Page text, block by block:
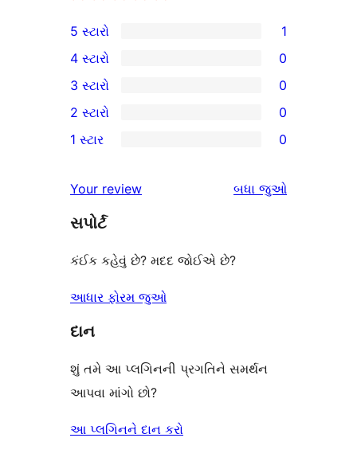
1
5-
સ્ટાર
સમીક્ષા
5 સ્ટારો 1
4-
સ્ટાર
સમીક્ષાઓ
4 સ્ટારો 0
0
3-
સ્ટાર
3 સ્ટારો 0
2-
સમીક્ષાઓ
2 સ્ટારો 0
સ્ટાર
સમીક્ષાઓ
1 સ્ટાર 0
Your review બધા સમીક્ષાઓ
જુઓ
સપોર્ટ
કંઈક કહેવું છે? મદદ જોઈએ છે?
આધાર ફોરમ જુઓ
દાન
શું તમે આ પ્લગિનની પ્રગતિને સમર્થન
આપવા માંગો છો?
આ પ્લગિનને દાન કરો